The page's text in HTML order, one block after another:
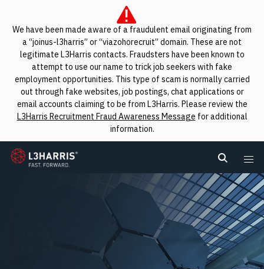
We have been made aware of a fraudulent email originating from
a “joinus-l3harris” or “viazohorecruit” domain. These are not
legitimate L3Harris contacts. Fraudsters have been known to
attempt to use our name to trick job seekers with fake
employment opportunities. This type of scam is normally carried
out through fake websites, job postings, chat applications or
email accounts claiming to be from L3Harris. Please review the
L3Harris Recruitment Fraud Awareness Message for additional
information.
L3Harris
Search